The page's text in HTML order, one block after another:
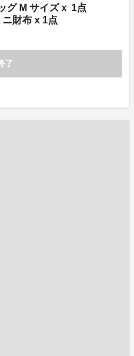
グ M サイズｘ 1点
財布 x 1点
了